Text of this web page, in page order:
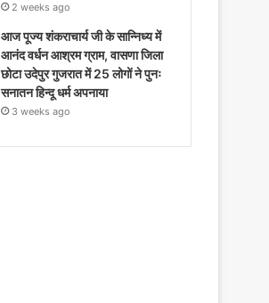
2 weeks ago
आज पूज्य शंकराचार्य जी के सान्निध्य में
आनंद वर्धन आश्रम ग्राम, वासणा जिला
छोटा उदेपुर गुजरात में 25 लोगों ने पुनः
सनातन हिन्दू धर्म अपनाया
3 weeks ago